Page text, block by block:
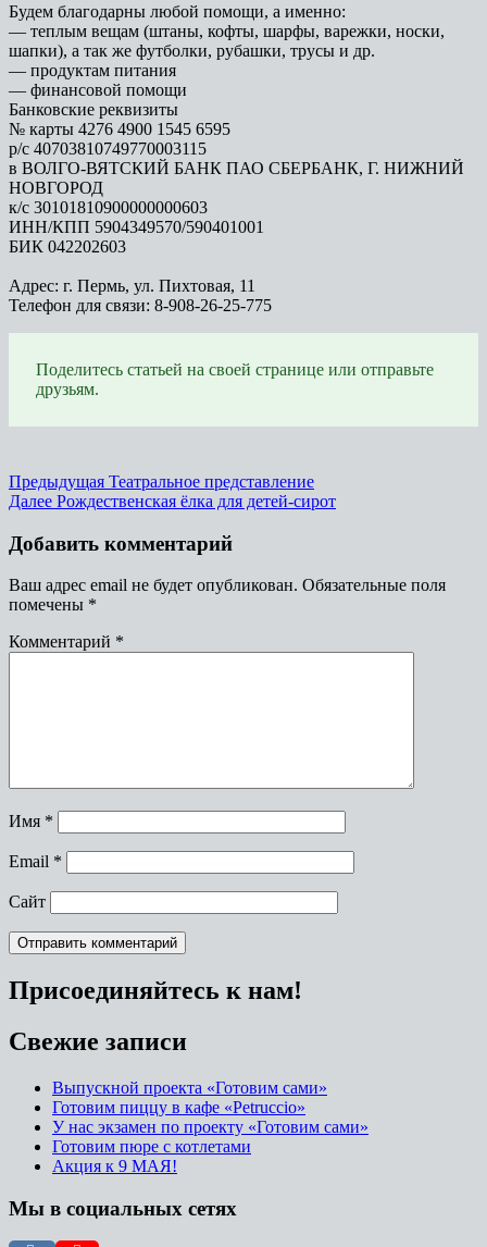
Будем благодарны любой помощи, а именно:
— теплым вещам (штаны, кофты, шарфы, варежки, носки,
шапки), а так же футболки, рубашки, трусы и др.
— продуктам питания
— финансовой помощи
Банковские реквизиты
№ карты 4276 4900 1545 6595
р/с 40703810749770003115
в ВОЛГО-ВЯТСКИЙ БАНК ПАО СБЕРБАНК, Г. НИЖНИЙ
НОВГОРОД
к/с 30101810900000000603
ИНН/КПП 5904349570/590401001
БИК 042202603
Адрес: г. Пермь, ул. Пихтовая, 11
Телефон для связи: 8-908-26-25-775
Поделитесь статьей на своей странице или отправьте
друзьям.
Предыдущая Театральное представление
Далее Рождественская ёлка для детей-сирот
Добавить комментарий
Ваш адрес email не будет опубликован. Обязательные поля
помечены *
Комментарий *
Имя *
Email *
Сайт
Присоединяйтесь к нам!
Свежие записи
Выпускной проекта «Готовим сами»
Готовим пиццу в кафе «Petruccio»
У нас экзамен по проекту «Готовим сами»
Готовим пюре с котлетами
Акция к 9 МАЯ!
Мы в социальных сетях